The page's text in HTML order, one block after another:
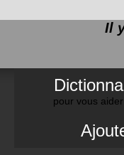
Il
pour vous